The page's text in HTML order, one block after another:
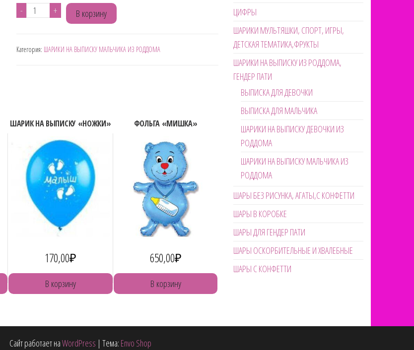
-
Количество
НА
+ В корзину
Категория: ШАРИКИ НА ВЫПИСКУ МАЛЬЧИКА ИЗ РОДДОМА
ШАРИК НА ВЫПИСКУ «НОЖКИ»
170,00₽
В корзину
ФОЛЬГА «МИШКА»
650,00₽
В корзину
ЦИФРЫ
ШАРИКИ МУЛЬТЯШКИ, СПОРТ, ИГРЫ,
ДЕТСКАЯ ТЕМАТИКА,ФРУКТЫ
ШАРИКИ НА ВЫПИСКУ ИЗ РОДДОМА,
ГЕНДЕР ПАТИ
ВЫПИСКА ДЛЯ ДЕВОЧКИ
ВЫПИСКА ДЛЯ МАЛЬЧИКА
ШАРИКИ НА ВЫПИСКУ ДЕВОЧКИ ИЗ
РОДДОМА
ШАРИКИ НА ВЫПИСКУ МАЛЬЧИКА ИЗ
РОДДОМА
ШАРЫ БЕЗ РИСУНКА, АГАТЫ,С КОНФЕТТИ
ШАРЫ В КОРОБКЕ
ШАРЫ ДЛЯ ГЕНДЕР ПАТИ
ШАРЫ ОСКОРБИТЕЛЬНЫЕ И ХВАЛЕБНЫЕ
ШАРЫ С КОНФЕТТИ
Сайт работает наWordPress | Тема: Envo Shop